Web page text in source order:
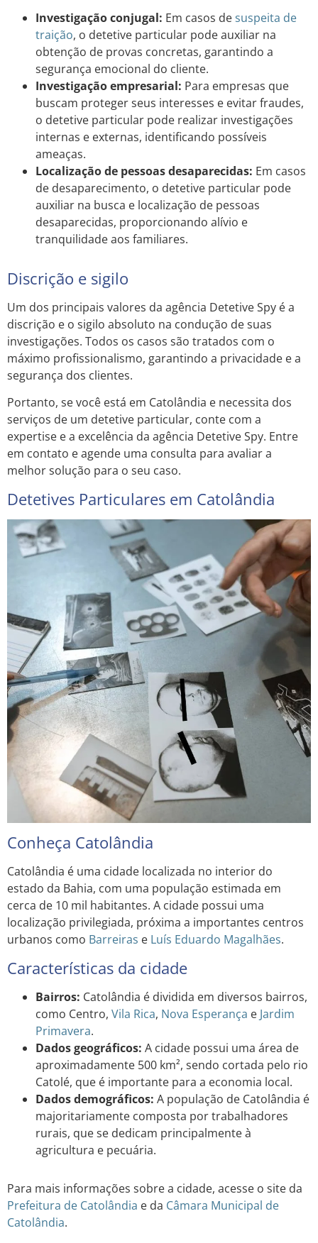
Investigação conjugal: Em casos desuspeita de
traição, o detetive particular pode auxiliar na
obtenção de provas concretas, garantindo a
segurança emocional do cliente.
Investigação empresarial: Para empresas que
buscam proteger seus interesses e evitar fraudes,
o detetive particular pode realizar investigações
internas e externas, identificando possíveis
ameaças.
Localização de pessoas desaparecidas: Em casos
de desaparecimento, o detetive particular pode
auxiliar na busca e localização de pessoas
desaparecidas, proporcionando alívio e
tranquilidade aos familiares.
Discrição e sigilo
Um dos principais valores da agência Detetive Spy é a
discrição e o sigilo absoluto na condução de suas
investigações. Todos os casos são tratados com o
máximo profissionalismo, garantindo a privacidade e a
segurança dos clientes.
Portanto, se você está em Catolândia e necessita dos
serviços de um detetive particular, conte com a
expertise e a excelência da agência Detetive Spy. Entre
em contato e agende uma consulta para avaliar a
melhor solução para o seu caso.
Detetives Particulares em Catolândia
Conheça Catolândia
Catolândia é uma cidade localizada no interior do
estado da Bahia, com uma população estimada em
cerca de 10 mil habitantes. A cidade possui uma
localização privilegiada, próxima a importantes centros
urbanos como Barreiras e Luís Eduardo Magalhães.
Características da cidade
Bairros: Catolândia é dividida em diversos bairros,
como Centro, Vila Rica, Nova Esperança e Jardim
Primavera.
Dados geográficos: A cidade possui uma área de
aproximadamente 500 km², sendo cortada pelo rio
Catolé, que é importante para a economia local.
Dados demográficos: A população de Catolândia é
majoritariamente composta por trabalhadores
rurais, que se dedicam principalmente à
agricultura e pecuária.
Para mais informações sobre a cidade, acesse o site da
Prefeitura de Catolândia e da Câmara Municipal de
Catolândia.